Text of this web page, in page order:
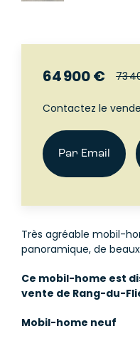
64 900 € 73
Contactez le
Par Email
Très agréable mobil-
panoramique, de
Ce mobil-home est
vente de Rang-du-
Mobil-home neuf